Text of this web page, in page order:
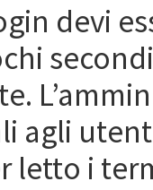
devi
agli
letto i